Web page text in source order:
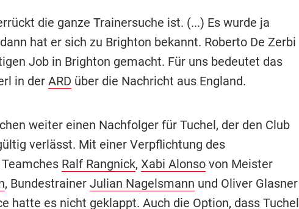
die ganze Trainersuche ist. (...) Es wurde ja
hat er sich zu Brighton bekannt. Roberto De Zerbi
Job in Brighton gemacht. Für uns bedeutet das
in der ARD über die Nachricht aus England.
weiter einen Nachfolger für Tuchel, der den Club
verlässt. Mit einer Verpflichtung des
Ralf Rangnick, Xabi Alonsovon Meister
, Bundestrainer Julian Nagelsmann und Oliver Glasner
hatte es nicht geklappt. Auch die Option, dass Tuchel